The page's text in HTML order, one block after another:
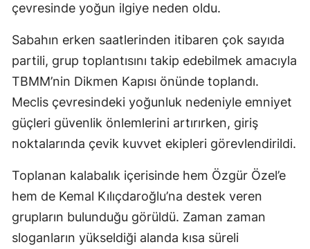
çevresinde yoğun ilgiye neden oldu.
Sabahın erken saatlerinden itibaren çok sayıda
partili, grup toplantısını takip edebilmek amacıyla
TBMM’nin Dikmen Kapısı önünde toplandı.
Meclis çevresindeki yoğunluk nedeniyle emniyet
güçleri güvenlik önlemlerini artırırken, giriş
noktalarında çevik kuvvet ekipleri görevlendirildi.
Toplanan kalabalık içerisinde hem Özgür Özel’e
hem de Kemal Kılıçdaroğlu’na destek veren
grupların bulunduğu görüldü. Zaman zaman
sloganların yükseldiği alanda kısa süreli